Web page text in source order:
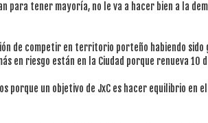
para tener mayoría, no le va a hacer bien a la
de competir en territorio porteño habiendo sido
en riesgo están en la Ciudad porque renueva 10
porque un objetivo de JxC es hacer equilibrio en